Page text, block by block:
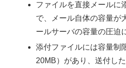
ファイルを直接メールに
で、メール自体の容量が
ールサーバの容量の圧迫
添付ファイルには容量制
20MB）があり、送付し